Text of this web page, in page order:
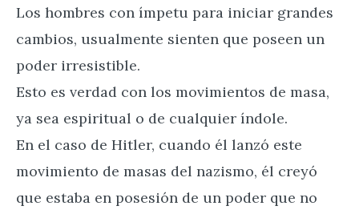
Los hombres con ímpetu para iniciar grandes
cambios, usualmente sienten que poseen un
poder irresistible.
Esto es verdad con los movimientos de masa,
ya sea espiritual o de cualquier índole.
En el caso de Hitler, cuando él lanzó este
movimiento de masas del nazismo, él creyó
que estaba en posesión de un poder que no